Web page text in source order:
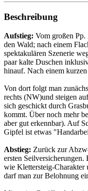
Beschreibung
Aufstieg: Vom großen Pp.
den Wald; nach einem
spektakulären Szenerie
paar kalte Duschen
hinauf. Nach einem
Von dort folgt man
rechts (NW)und steigen
sich geschickt durch
kommt. Über noch mehr
aber gut erkennbar). Auf
Gipfel ist etwas
Abstieg: Zurück zur
ersten Seilversicherungen.
wie Klettersteig-Charakter
darf man zur Belohnung